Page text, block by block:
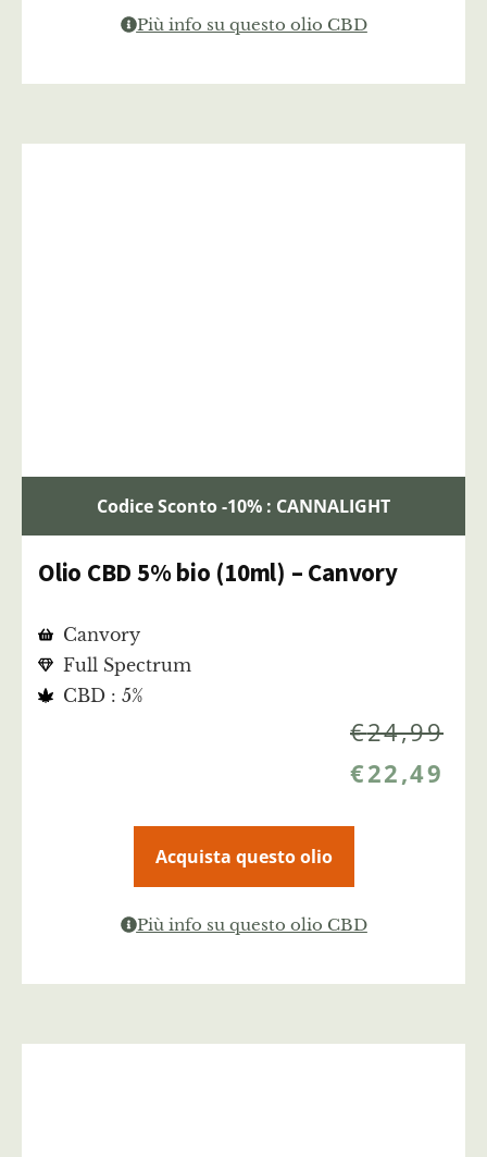
Più info su questo olio CBD
Codice Sconto -10% : CANNALIGHT
Olio CBD 5% bio (10ml) – Canvory
Canvory
Full Spectrum
CBD : 5%
€24,99
€22,49
Acquista questo olio
Più info su questo olio CBD